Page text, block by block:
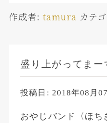
作成者: tamura カテ
盛り上がってまー
投稿日: 2018年08月
おやじバンド〈ほち